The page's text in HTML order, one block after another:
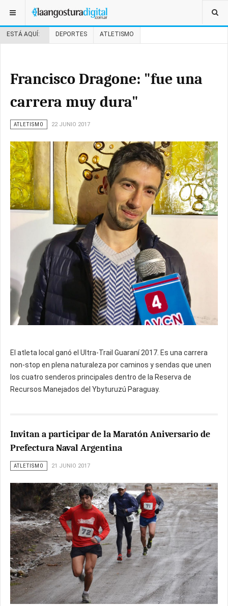
ESTÁ AQUÍ: DEPORTES ATLETISMO
Francisco Dragone: "fue una
carrera muy dura"
ATLETISMO 22 JUNIO 2017
El atleta local ganó el Ultra-Trail Guaraní 2017. Es una carrera
non-stop en plena naturaleza por caminos y sendas que unen
los cuatro senderos principales dentro de la Reserva de
Recursos Manejados del Ybyturuzú Paraguay.
Invitan a participar de la Maratón Aniversario de
Prefectura Naval Argentina
ATLETISMO 21 JUNIO 2017